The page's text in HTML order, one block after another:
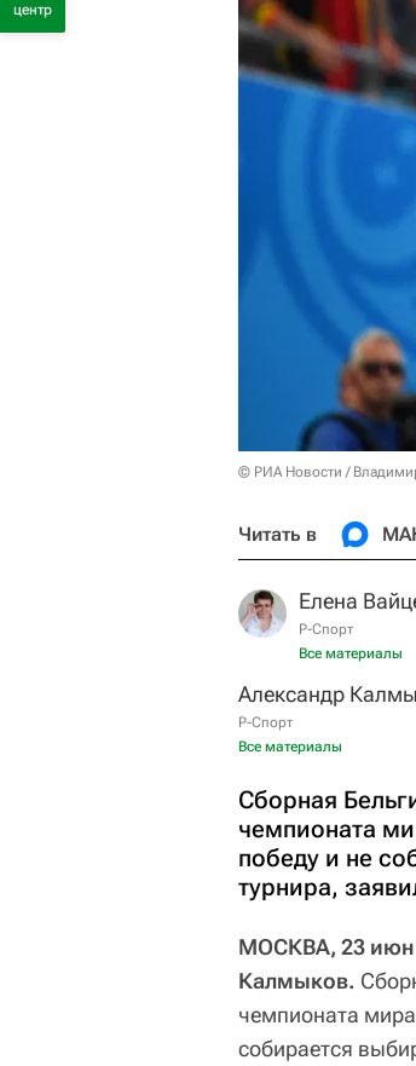
© РИА Новости /
Читать в
Елена
Р-Спорт
Все материалы
Александр
Р-Спорт
Все материалы
Сборная
чемпионата
победу и не
турнира,
МОСКВА, 23 июн
Калмыков.
чемпионата мира
собирается
центр